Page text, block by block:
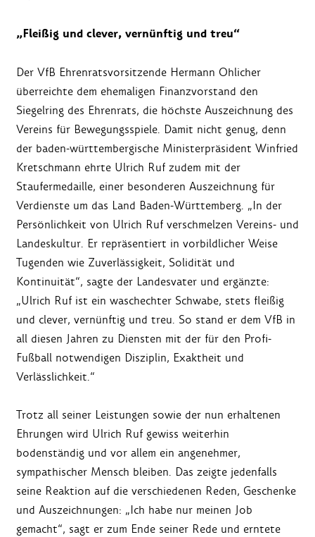
„Fleißig und clever, vernünftig und treu“
Der VfB Ehrenratsvorsitzende Hermann Ohlicher
überreichte dem ehemaligen Finanzvorstand den
Siegelring des Ehrenrats, die höchste Auszeichnung des
Vereins für Bewegungsspiele. Damit nicht genug, denn
der baden-württembergische Ministerpräsident Winfried
Kretschmann ehrte Ulrich Ruf zudem mit der
Staufermedaille, einer besonderen Auszeichnung für
Verdienste um das Land Baden-Württemberg. „In der
Persönlichkeit von Ulrich Ruf verschmelzen Vereins- und
Landeskultur. Er repräsentiert in vorbildlicher Weise
Tugenden wie Zuverlässigkeit, Solidität und
Kontinuität“, sagte der Landesvater und ergänzte:
„Ulrich Ruf ist ein waschechter Schwabe, stets fleißig
und clever, vernünftig und treu. So stand er dem VfB in
all diesen Jahren zu Diensten mit der für den Profi-
Fußball notwendigen Disziplin, Exaktheit und
Verlässlichkeit.“
Trotz all seiner Leistungen sowie der nun erhaltenen
Ehrungen wird Ulrich Ruf gewiss weiterhin
bodenständig und vor allem ein angenehmer,
sympathischer Mensch bleiben. Das zeigte jedenfalls
seine Reaktion auf die verschiedenen Reden, Geschenke
und Auszeichnungen: „Ich habe nur meinen Job
gemacht“, sagt er zum Ende seiner Rede und erntete